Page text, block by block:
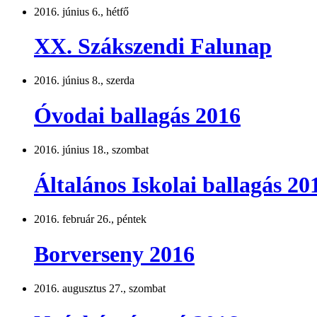
2016. június 6., hétfő
XX. Szákszendi Falunap
2016. június 8., szerda
Óvodai ballagás 2016
2016. június 18., szombat
Általános Iskolai ballagás
2016. február 26., péntek
Borverseny 2016
2016. augusztus 27., szombat